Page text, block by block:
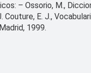
– Ossorio, M.,
Couture, E. J.,
1999.